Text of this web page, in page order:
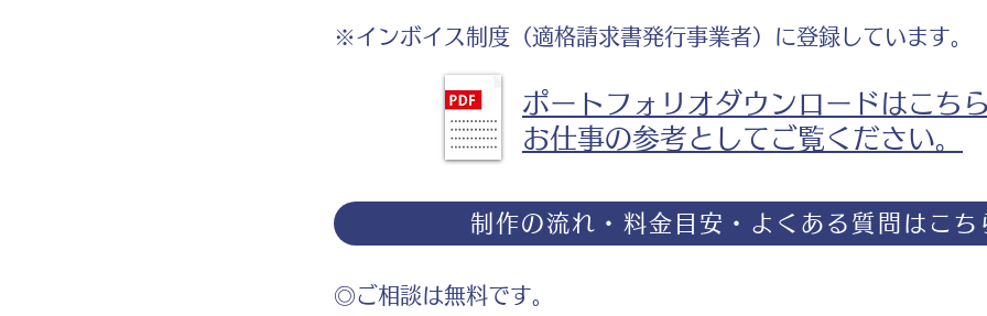
※インボイス制度（適格請求書発行事業者）に登録しています。
ポートフォリオダウンロードはこち
お仕事の参考としてご覧ください。
制作の流れ・料金目安・よくある質問はこち
◎ご相談は無料です。